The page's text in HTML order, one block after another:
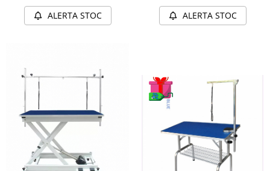
ALERTA STOC ALERTA STOC